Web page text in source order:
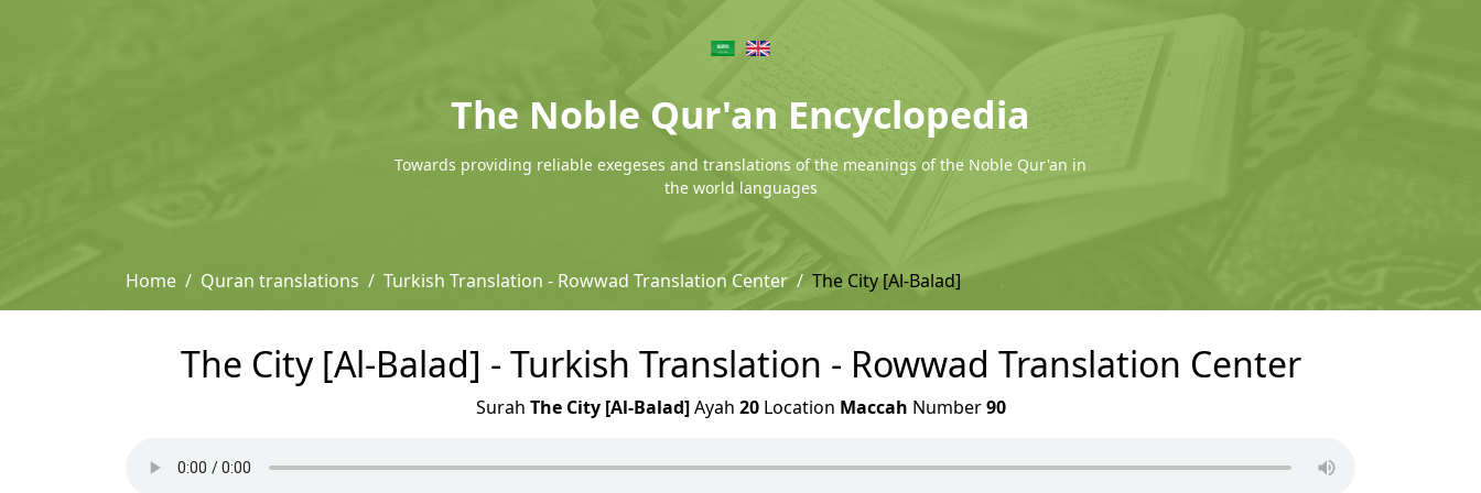
The Noble Qur'an Encyclopedia
Towards providing reliable exegeses and translations of the meanings of the Noble Qur'an in
the world languages
Home Quran translations Turkish Translation - Rowwad Translation Center The City [Al-Balad]
The City [Al-Balad] - Turkish Translation - Rowwad Translation Center
Surah The City [Al-Balad]Ayah 20Location Maccah Number90